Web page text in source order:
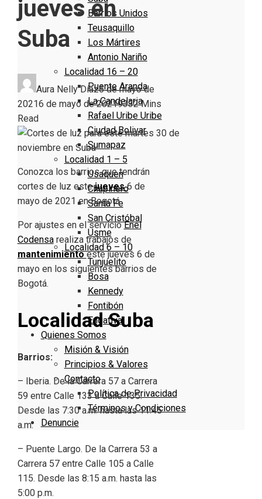
Barrios Unidos
Teusaquillo
Los Mártires
Antonio Nariño
Localidad 16 – 20
Puente Aranda
La Candelaria
Rafael Uribe Uribe
Ciudad Bolivar
Sumapaz
Localidad 1 – 5
Usaquen
Chapinero
Santa Fe
San Cristóbal
Usme
Localidad 6 – 10
Tunjuelito
Bosa
Kennedy
Fontibón
Engativa
Quienes Somos
Misión & Visión
Principios & Valores
Contacto
Política de Privacidad
Términos y Condiciones
Denuncie
jueves en
Suba
Aura Nelly Díaz6 de mayo de
20216 de mayo de 20219332 Mins
Read
Conozca los barrios que tendrán
cortes de luz estejueves6 de
mayo de 2021 en Bogotá.
Por ajustes en el servicioEnel
Codensarealiza trabajos de
mantenimientoeste jueves 6 de
mayo en los siguientes barrios de
Bogotá.
Localidad Suba
Barrios:
– Iberia. De la Carrera 57 a Carrera
59 entre Calle 133 a Calle 135.
Desde las 7:30 a.m. hasta las 11:45
a.m.
– Puente Largo. De la Carrera 53 a
Carrera 57 entre Calle 105 a Calle
115. Desde las 8:15 a.m. hasta las
5:00 p.m.